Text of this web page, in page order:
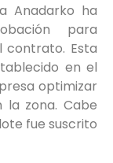
Anadarko ha
para
contrato. Esta
en el
optimizar
la zona. Cabe
fue suscrito